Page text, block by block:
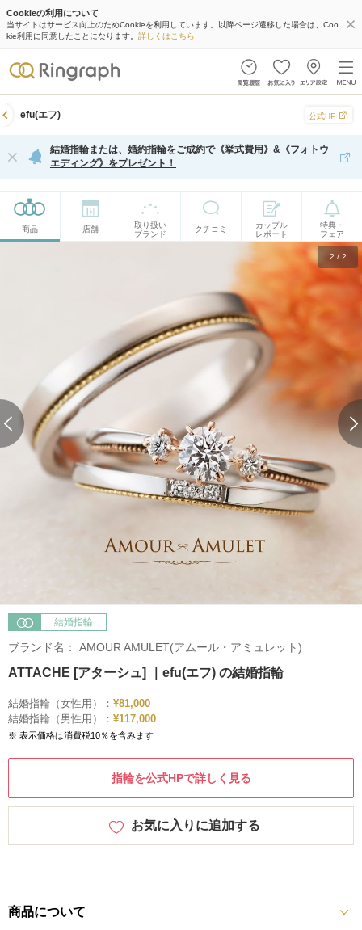
Cookieの利用について
当サイトはサービス向上のためCookieを利用しています。以降ページ遷移した場合は、Coo
kie利用に同意したことになります。 詳しくはこちら
efu(エフ) 公式HP
結婚指輪または、婚約指輪をご成約で《挙式費用》&《フォトウ
エディング》をプレゼント！
商品 店舗
取り扱い
ブランド
クチコミ
カップル
レポート
特典・
フェア
2 / 2
結婚指輪
ブランド名： AMOUR AMULET(アムール・アミュレット)
ATTACHE [アターシュ] ｜efu(エフ) の結婚指輪
結婚指輪（女性用）： ¥81,000
結婚指輪（男性用）： ¥117,000
※ 表示価格は消費税10％を含みます
指輪を公式HPで詳しく見る
お気に入りに追加する
商品について